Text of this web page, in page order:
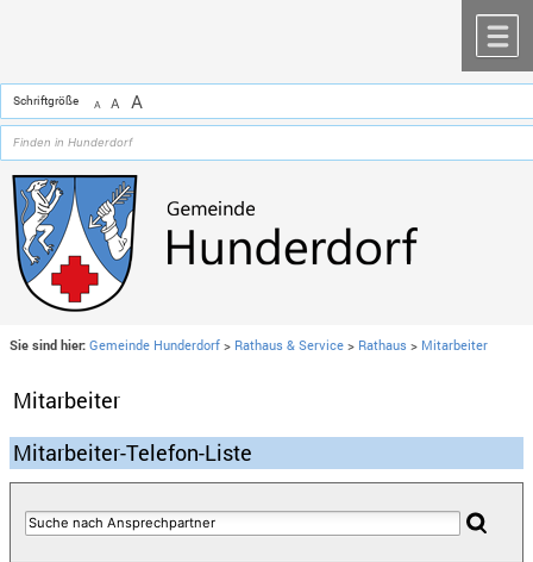
Schriftgröße A A A
Sie sind hier: Gemeinde Hunderdorf > Rathaus & Service > Rathaus > Mitarbeiter
Mitarbeiter
Mitarbeiter-Telefon-Liste